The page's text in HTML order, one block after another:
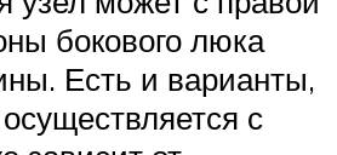
бокового люка
Есть и варианты,
с